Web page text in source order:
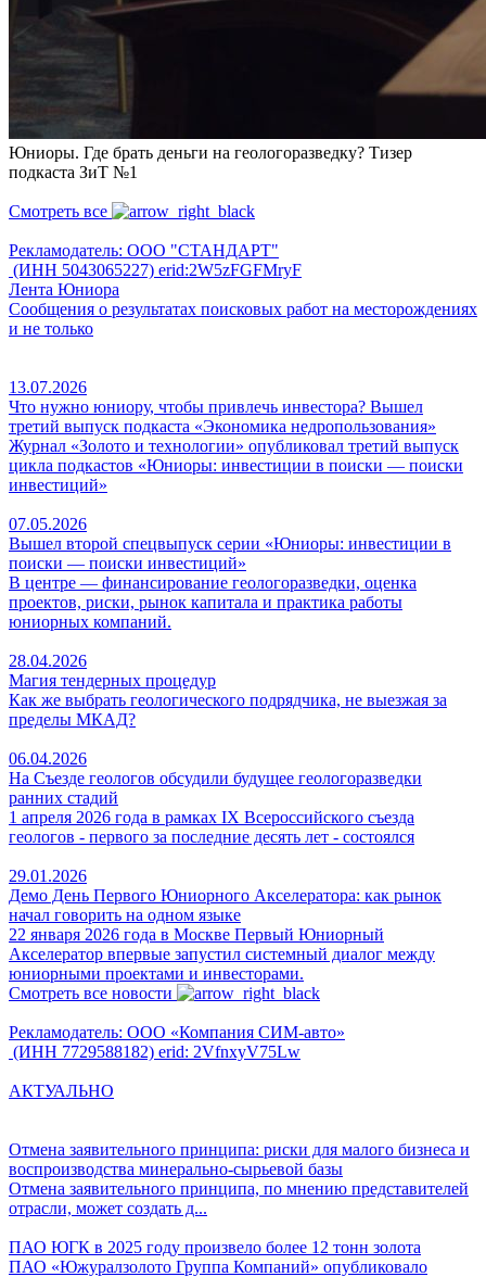
Юниоры. Где брать деньги на геологоразведку? Тизер
подкаста ЗиТ №1
Смотреть все
Рекламодатель: ООО "СТАНДАРТ"
(ИНН 5043065227) erid:2W5zFGFMryF
Лента Юниора
Сообщения о результатах поисковых работ на месторождениях
и не только
13.07.2026
Что нужно юниору, чтобы привлечь инвестора? Вышел
третий выпуск подкаста «Экономика недропользования»
Журнал «Золото и технологии» опубликовал третий выпуск
цикла подкастов «Юниоры: инвестиции в поиски — поиски
инвестиций»
07.05.2026
Вышел второй спецвыпуск серии «Юниоры: инвестиции в
поиски — поиски инвестиций»
В центре — финансирование геологоразведки, оценка
проектов, риски, рынок капитала и практика работы
юниорных компаний.
28.04.2026
Магия тендерных процедур
Как же выбрать геологического подрядчика, не выезжая за
пределы МКАД?
06.04.2026
На Съезде геологов обсудили будущее геологоразведки
ранних стадий
1 апреля 2026 года в рамках IX Всероссийского съезда
геологов - первого за последние десять лет - состоялся
29.01.2026
Демо День Первого Юниорного Акселератора: как рынок
начал говорить на одном языке
22 января 2026 года в Москве Первый Юниорный
Акселератор впервые запустил системный диалог между
юниорными проектами и инвесторами.
Смотреть все новости
Рекламодатель: ООО «Компания СИМ-авто»
(ИНН 7729588182) erid: 2VfnxyV75Lw
АКТУАЛЬНО
Отмена заявительного принципа: риски для малого бизнеса и
воспроизводства минерально-сырьевой базы
Отмена заявительного принципа, по мнению представителей
отрасли, может создать д...
ПАО ЮГК в 2025 году произвело более 12 тонн золота
ПАО «Южуралзолото Группа Компаний» опубликовало